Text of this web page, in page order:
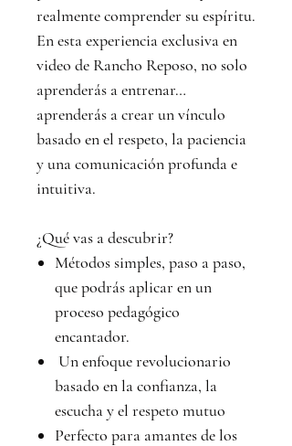
realmente comprender su espíritu.
En esta experiencia exclusiva en
video de Rancho Reposo, no solo
aprenderás a entrenar…
aprenderás a crear un vínculo
basado en el respeto, la paciencia
y una comunicación profunda e
intuitiva.
¿Qué vas a descubrir?
Métodos simples, paso a paso,
que podrás aplicar en un
proceso pedagógico
encantador.
Un enfoque revolucionario
basado en la confianza, la
escucha y el respeto mutuo
Perfecto para amantes de los